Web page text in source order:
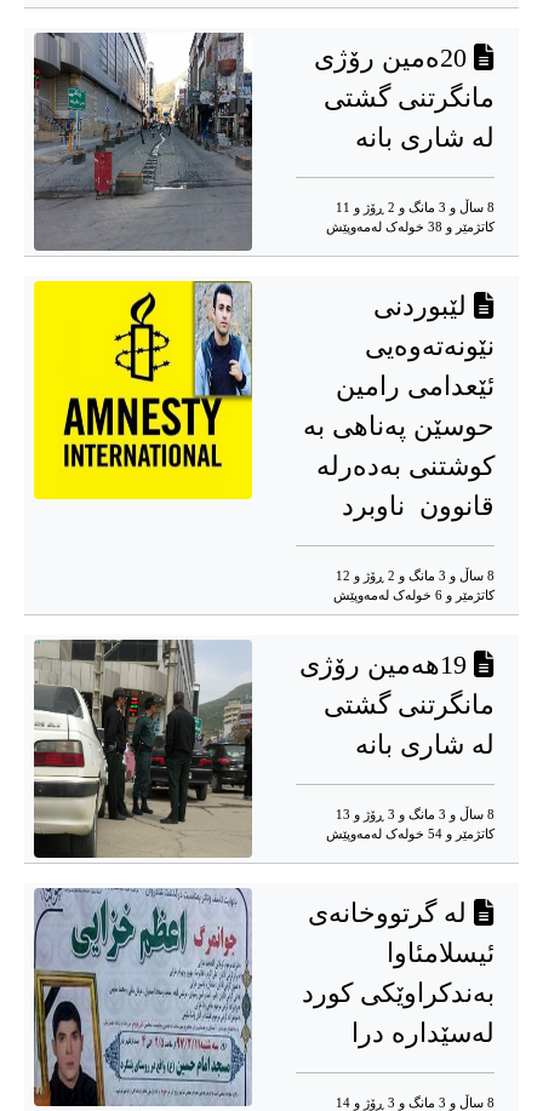
20ەمین رۆژی
مانگرتنی گشتی
لە شاری بانە
8 ساڵ و 3 مانگ و 2 ڕۆژ و 11
کاتژمێر و 38 خوله‌ک له‌مه‌وپێش‌
لێبوردنی
نێونەتەوەیی
ئێعدامی رامین
حوسێن پەناهی بە
کوشتنی بەدەرلە
قانوون ناوبرد
8 ساڵ و 3 مانگ و 2 ڕۆژ و 12
کاتژمێر و 6 خوله‌ک له‌مه‌وپێش‌
19هەمین رۆژی
مانگرتنی گشتی
لە شاری بانە
8 ساڵ و 3 مانگ و 3 ڕۆژ و 13
کاتژمێر و 54 خوله‌ک له‌مه‌وپێش‌
لە گرتووخانەی
ئیسلامئاوا
بەندکراوێکی کورد
لەسێدارە درا
8 ساڵ و 3 مانگ و 3 ڕۆژ و 14